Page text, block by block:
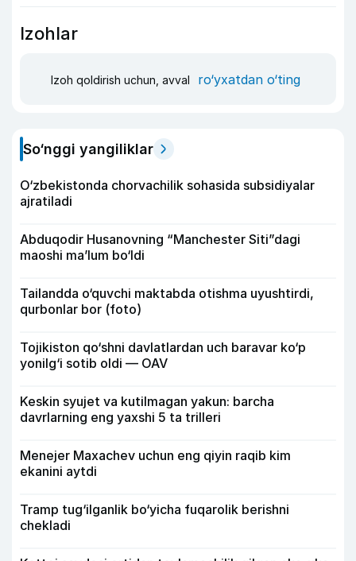
Izohlar
Izoh qoldirish uchun, avval ro‘yxatdan o‘ting
So‘nggi yangiliklar
O‘zbekistonda chorvachilik sohasida subsidiyalar
ajratiladi
Abduqodir Husanovning “Manchester Siti”dagi
maoshi ma’lum bo‘ldi
Tailandda o‘quvchi maktabda otishma uyushtirdi,
qurbonlar bor (foto)
Tojikiston qo‘shni davlatlardan uch baravar ko‘p
yonilg‘i sotib oldi — OAV
Keskin syujet va kutilmagan yakun: barcha
davrlarning eng yaxshi 5 ta trilleri
Menejer Maxachev uchun eng qiyin raqib kim
ekanini aytdi
Tramp tug‘ilganlik bo‘yicha fuqarolik berishni
chekladi